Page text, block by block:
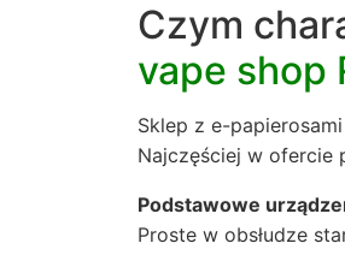
Czym
vape shop
Sklep z e-
Najczęściej w ofercie
Podstawowe
Proste w obsłudze